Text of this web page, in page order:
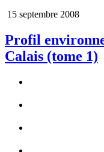
15 septembre 2008
Profil
Calais (tome 1)